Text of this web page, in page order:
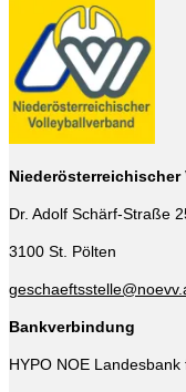
Niederösterreichischer
Dr. Adolf Schärf-Straße
3100 St. Pölten
Bankverbindung
HYPO NOE